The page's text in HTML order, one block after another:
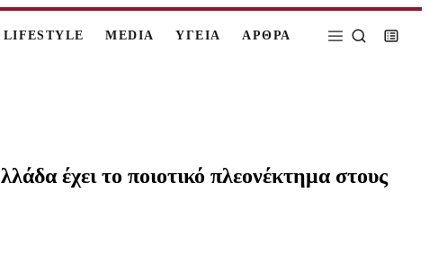
LIFESTYLE MEDIA ΥΓΕΙΑ ΑΡΘΡΑ
έχει το ποιοτικό πλεονέκτημα στους